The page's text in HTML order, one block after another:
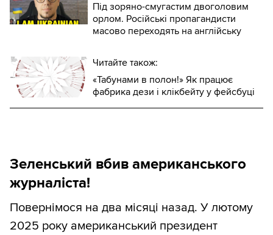
Під зоряно-смугастим двоголовим
орлом. Російські пропагандисти
масово переходять на англійську
Читайте також:
«Табунами в полон!» Як працює
фабрика дези і клікбейту у фейсбуці
Зеленський вбив американського
журналіста!
Повернімося на два місяці назад. У лютому
2025 року американський президент